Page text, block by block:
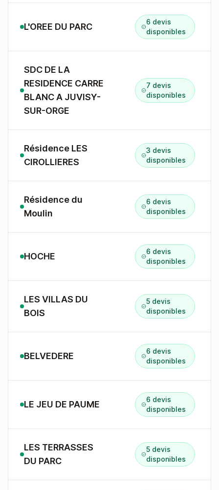
L'OREE DU PARC
6 devis
disponibles
SDC DE LA
RESIDENCE CARRE
BLANC A JUVISY-
SUR-ORGE
7 devis
disponibles
Résidence LES
CIROLLIERES
3 devis
disponibles
Résidence du
Moulin
6 devis
disponibles
HOCHE
6 devis
disponibles
LES VILLAS DU
BOIS
5 devis
disponibles
BELVEDERE
6 devis
disponibles
LE JEU DE PAUME
6 devis
disponibles
LES TERRASSES
DU PARC
5 devis
disponibles